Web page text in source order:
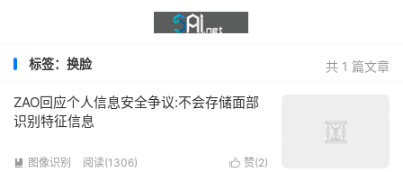
共 1 篇文章
标签：换脸
ZAO回应个人信息安全争议:不会存储面部
识别特征信息
 赞(2)
 图像识别 阅读(1306)